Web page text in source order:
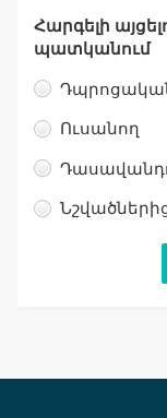
Հարգելի
պատկանում
Ուսանող